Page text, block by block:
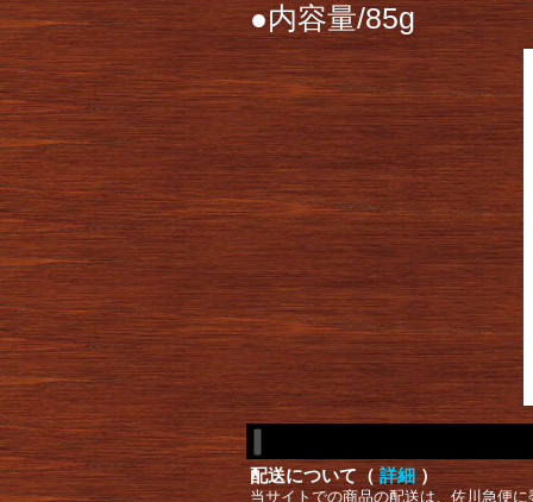
●内容量/85g
配送について（ 詳細 ）
当サイトでの商品の配送は、佐川急便